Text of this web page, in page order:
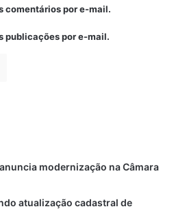
comentários por e-mail.
publicações por e-mail.
modernização na Câmara
atualização cadastral de